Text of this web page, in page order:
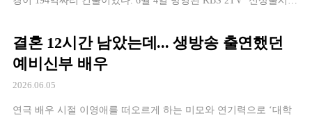
지인 쿠폰 1만원짜리가 있다”며 쿠폰부터 챙겼다. 이정현은 이를
두고 “가스라이팅”이라고 너스레를 떨었다. 194억 건물주의 쿠폰
집착이라는 극단적인 […]
결혼 12시간 남았는데... 생방송 출연했던
예비신부 배우
2026.06.05
연극 배우 시절 이영애를 떠오르게 하는 미모와 연기력으로 ‘대학